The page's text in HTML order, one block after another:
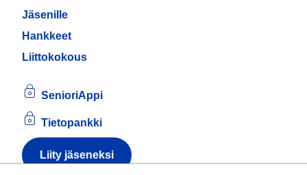
Jäsenille
Hankkeet
Liittokokous
SenioriAppi
Tietopankki
Liity jäseneksi